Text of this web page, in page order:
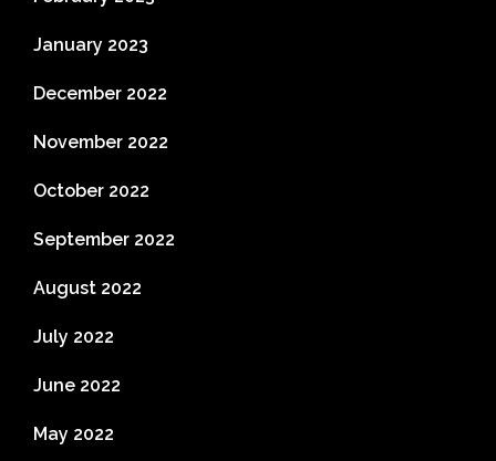
January 2023
December 2022
November 2022
October 2022
September 2022
August 2022
July 2022
June 2022
May 2022